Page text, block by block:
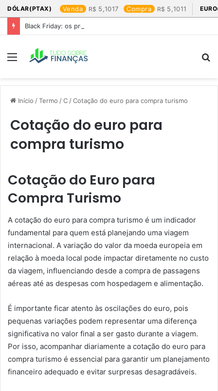
DÓLAR(PTAX) Venda 5,1017 Compra 5,1011
Black Friday: os produtos que mais valem a pena
Menu
Início /Termo /C /Cotação do euro para compra turismo​
Cotação do euro para
compra turismo​
Cotação do Euro para
Compra Turismo
A cotação do euro para compra turismo é um indicador
fundamental para quem está planejando uma viagem
internacional. A variação do valor da moeda europeia em
relação à moeda local pode impactar diretamente no custo
da viagem, influenciando desde a compra de passagens
aéreas até as despesas com hospedagem e alimentação.
É importante ficar atento às oscilações do euro, pois
pequenas variações podem representar uma diferença
significativa no valor final a ser gasto durante a viagem.
Por isso, acompanhar diariamente a cotação do euro para
compra turismo é essencial para garantir um planejamento
financeiro adequado e evitar surpresas desagradáveis.